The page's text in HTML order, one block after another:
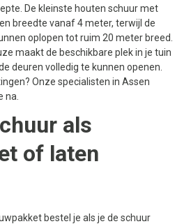
De kleinste houten schuur met
breedte vanaf 4 meter, terwijl de
oplopen tot ruim 20 meter breed.
maakt de beschikbare plek in je tuin
deuren volledig te kunnen openen.
Onze specialisten in Assen
na.
als
of laten
bestel je als je de schuur